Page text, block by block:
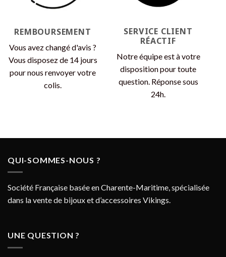
REMBOURSEMENT
Vous avez changé d'avis ?
Vous disposez de 14 jours
pour nous renvoyer votre
colis.
SERVICE CLIENT
RÉACTIF
Notre équipe est à votre
disposition pour toute
question. Réponse sous
24h.
QUI-SOMMES-NOUS ?
Société Française basée en Charente-Maritime, spécialisée
dans la vente de bijoux et d’accessoires Vikings.
UNE QUESTION ?